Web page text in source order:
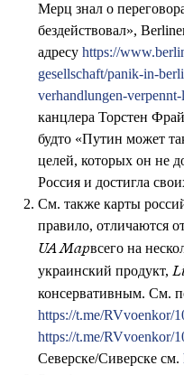
Мерц знал о
бездействовал»,
адресуhttps://
gesellschaft/panik-in-
verhandlungen-
канцлера Торстен
будто «Путин может
целей, которых он не
Россия и достигла
См. также карты
правило, отличаются
UA Mapвсего на
украинский продукт,
консервативным. См.
https://t.me/RVvoenkor/
https://t.me/RVvoenkor/
Северске/Сиверске см.